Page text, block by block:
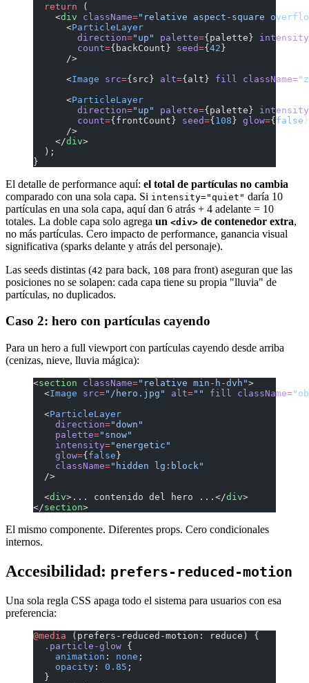
  return
(
    <
div className="relative aspect-square
      <
ParticleLayer
        direction
="up" palette={palette} intensity
        count
={backCount} seed={42}
      />
      <
Image src={src} alt={alt} fill className=
      <
ParticleLayer
        direction
="up" palette={palette} intensity
        count
={frontCount} seed={108} glow={false
      />
    </
div>
  );
}
El detalle de performance aquí: el total de partículas no cambia
comparado con una sola capa. Si intensity="quiet" daría 10
partículas en una sola capa, aquí dan 6 atrás + 4 adelante = 10
totales. La doble capa solo agrega un <div> de contenedor extra,
no más partículas. Cero impacto de performance, ganancia visual
significativa (sparks delante y atrás del personaje).
Las seeds distintas (42 para back, 108 para front) aseguran que las
posiciones no se solapen: cada capa tiene su propia "lluvia" de
partículas, no duplicados.
Caso 2: hero con partículas cayendo
Para un hero a full viewport con partículas cayendo desde arriba
(cenizas, nieve, lluvia mágica):
<section className="relative min-h-dvh">
  <
Image src="/hero.jpg" alt="" fill className=
  <
ParticleLayer
    direction
="down"
    palette
="snow"
    intensity
="energetic"
    glow
={ false }
    className
="hidden lg:block"
  />
  <
div>... contenido del hero ...</div>
</section>
El mismo componente. Diferentes props. Cero condicionales
internos.
Accesibilidad: prefers-reduced-motion
Una sola regla CSS apaga todo el sistema para usuarios con esa
preferencia:
@media (prefers-reduced-motion: reduce) {
  .particle-glow
{
    animation
: none ;
    opacity
: 0.85 ;
  }